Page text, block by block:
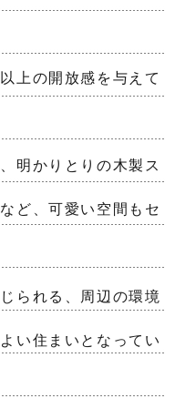
上の開放感を与えて
明かりとりの木製ス
ど、可愛い空間もセ
られる、周辺の環境
い住まいとなってい